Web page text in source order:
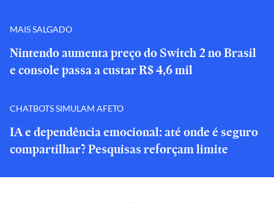
MAIS SALGADO
Nintendo aumenta preço do Switch 2 no Brasil
e console passa a custar R$ 4,6 mil
CHATBOTS SIMULAM AFETO
IA e dependência emocional: até onde é seguro
compartilhar? Pesquisas reforçam limite